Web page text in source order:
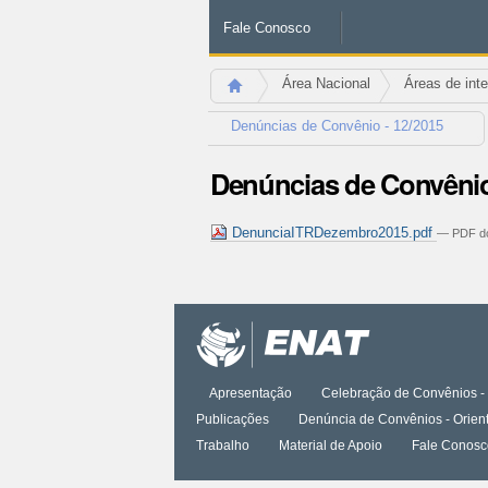
Fale Conosco
Área Nacional Áreas de
Denúncias de Convênio - 12/2015
Denúncias de
DenunciaITRDezembro2015.pdf — PDF
documento
Apresentação Celebração de Convênios
Publicações
Denúncia de Convênios -
Trabalho
Material de Apoio Fale